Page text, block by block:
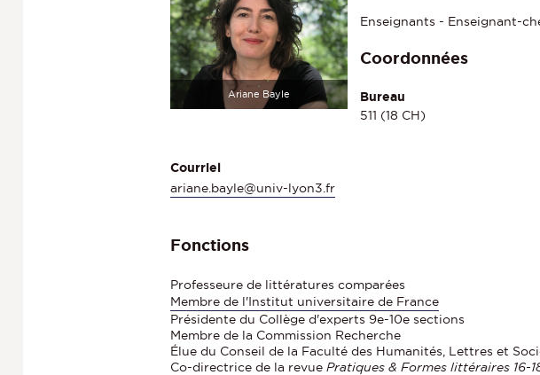
Ariane Bayle
Enseignants - Enseignant-
Coordonnées
Bureau
511 (18 CH)
Courriel
ariane.bayle@univ-lyon3.fr
Fonctions
Professeure de littératures comparées
Membre de l'Institut universitaire de France
Présidente du Collège d'experts 9e-10e sections
Membre de la Commission Recherche
Élue du Conseil de la Faculté des Humanités, Lettres et
Co-directrice de la revue Pratiques & Formes littéraires 16-